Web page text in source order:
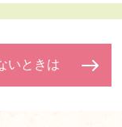
いときは